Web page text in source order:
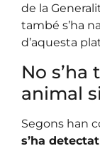
de la
també s’ha
d’aquesta
No
animal
Segons han
s’ha